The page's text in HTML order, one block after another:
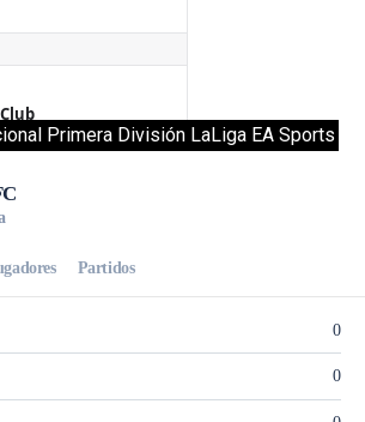
Primera División LaLiga EA Sports